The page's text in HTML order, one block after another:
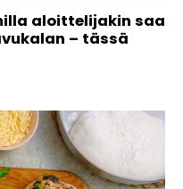
aloittelijakin saa
– tässä